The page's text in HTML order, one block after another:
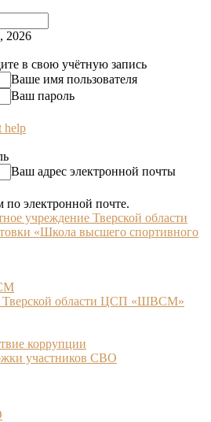
2026
в свою учётную запись
Ваше имя пользователя
Ваш пароль
help
Ваш адрес электронной почты
по электронной почте.
учреждение Тверской области
«Школа высшего спортивного
Тверской области ЦСП «ШВСМ»
коррупции
участников СВО